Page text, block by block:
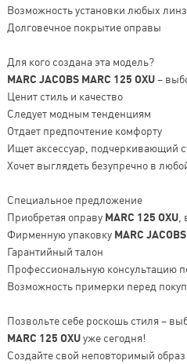
Возможность установки любых линз
Долговечное покрытие оправы
Для кого создана эта модель?
MARC JACOBS MARC 125 OXU–
Ценит стиль и качество
Следует модным тенденциям
Отдает предпочтение комфорту
Ищет аксессуар, подчеркивающий
Хочет выглядеть безупречно в
Специальное предложение
Приобретая оправу MARC 125 OXU,
Фирменную упаковку MARC JACOBS
Гарантийный талон
Профессиональную консультацию
Возможность примерки перед
Позвольте себе роскошь стиля –
MARC 125 OXUуже сегодня!
Создайте свой неповторимый образ